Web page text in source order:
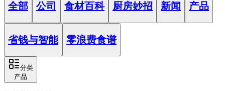
全部 公司 食材百科 厨房妙招 新闻 产品
省钱与智能 零浪费食谱
分类
产品